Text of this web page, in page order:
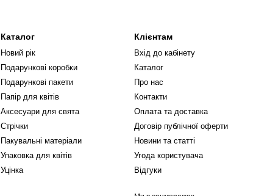
Каталог
Новий рік
Подарункові коробки
Подарункові пакети
Папір для квітів
Аксесуари для свята
Стрічки
Пакувальні матеріали
Упаковка для квітів
Уцінка
Клієнтам
Вхід до кабінету
Каталог
Про нас
Контакти
Оплата та доставка
Договір публічної оферти
Новини та статті
Угода користувача
Відгуки